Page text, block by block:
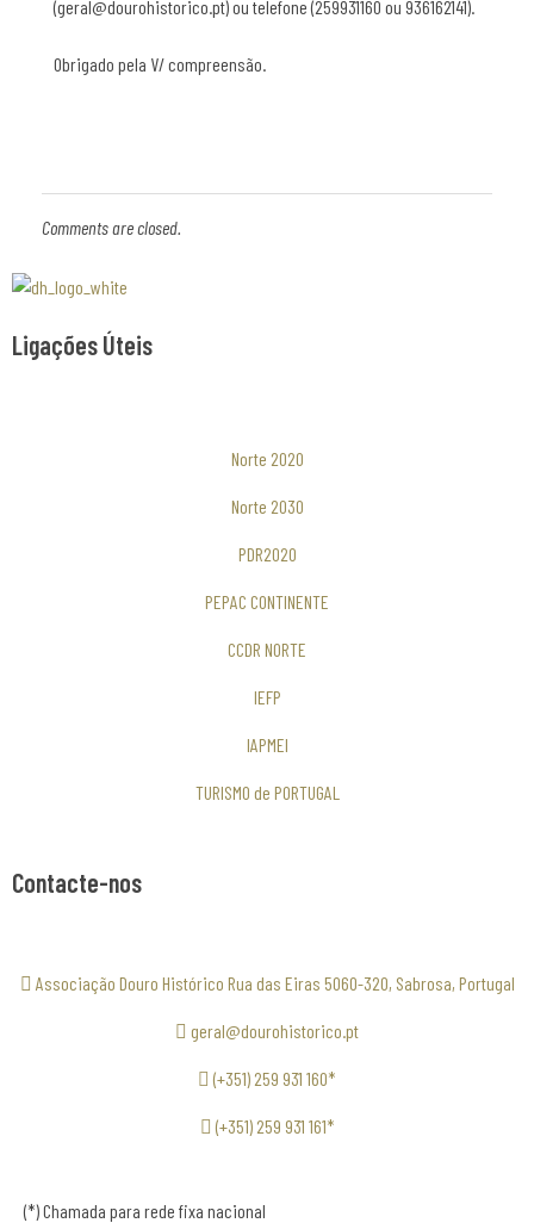
(geral@dourohistorico.pt) ou telefone (259931160 ou 936162141).
Obrigado pela V/ compreensão.
Comments are closed.
Ligações Úteis
Norte 2020
Norte 2030
PDR2020
PEPAC CONTINENTE
CCDR NORTE
IEFP
IAPMEI
TURISMO de PORTUGAL
Contacte-nos
Associação Douro Histórico Rua das Eiras 5060-320, Sabrosa, Portugal
geral@dourohistorico.pt
(+351) 259 931 160*
(+351) 259 931 161*
(*) Chamada para rede fixa nacional